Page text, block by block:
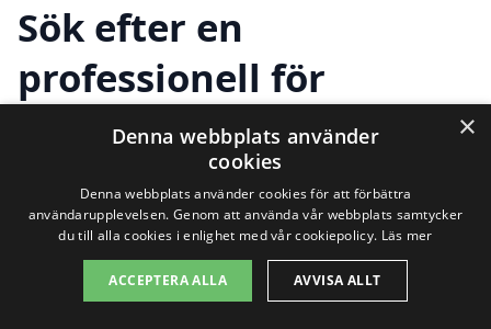
Sök efter en
professionell för
fasadtvätt i andra
städer nära
Gammelgården
×
Denna webbplats använder
cookies
Denna webbplats använder cookies för att förbättra
användarupplevelsen. Genom att använda vår webbplats samtycker
du till alla cookies i enlighet med vår cookiepolicy. Läs mer
ACCEPTERA ALLA AVVISA ALLT